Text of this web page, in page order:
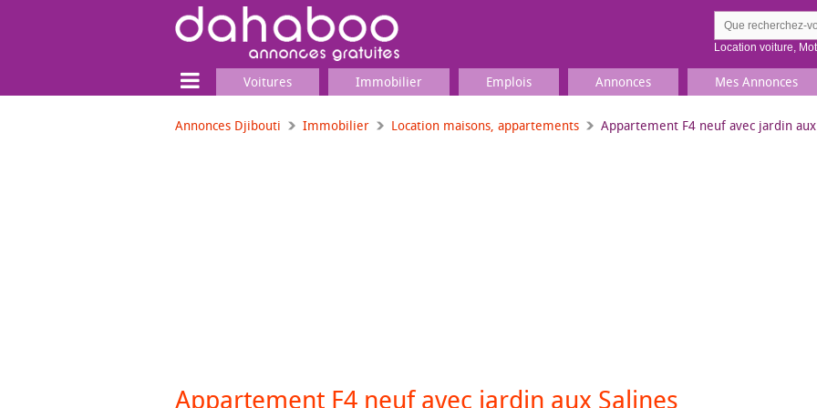
Location voiture,
Voitures Immobilier Emplois Annonces Mes Annonces
Annonces Djibouti Immobilier Location maisons, appartements Appartement F4 neuf avec jardin
Appartement F4 neuf avec jardin aux Salines